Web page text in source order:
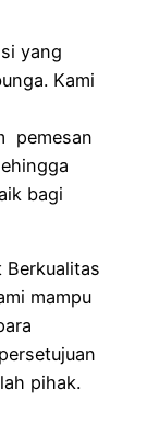
yang
Kami
pemesan
bagi
Berkualitas
mampu
pihak.